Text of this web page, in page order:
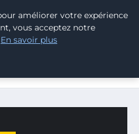
: EFFETS SUR LA SANTÉ
améliorer votre expérience
vous acceptez notre
En savoir plus